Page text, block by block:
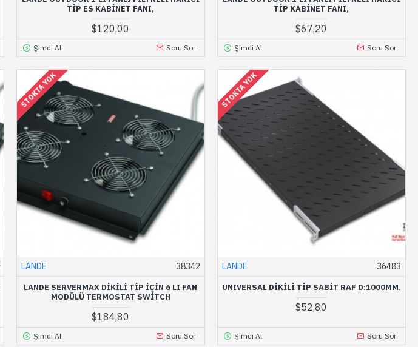
TIP ES KABINET FANI,
$120,00
Şimdi Al Soru Sor
TIP KABINET FANI,
$67,20
Şimdi Al Soru Sor
STOKTA YOK
LANDE 38342
LANDE SERVERMAX DIKILI TIP IÇIN 6 LI FAN
MODÜLÜ TERMOSTAT SWITCH
$184,80
Şimdi Al Soru Sor
STOKTA YOK
LANDE 36483
UNIVERSAL DIKILI TIP SABIT RAF D:1000MM.
$52,80
Şimdi Al Soru Sor